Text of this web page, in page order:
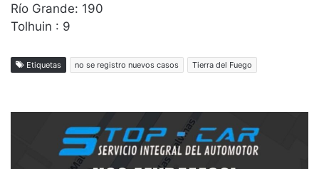
Río Grande: 190
Tolhuin : 9
Etiquetas no se registro nuevos casos Tierra del Fuego